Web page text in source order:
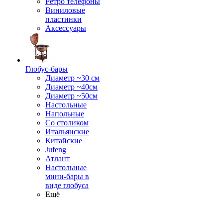
Виниловые
пластинки
Аксессуары
Глобус-бары
Диаметр ~30 см
Диаметр ~40см
Диаметр ~50см
Настольные
Напольные
Со столиком
Итальянские
Китайские
Jufeng
Атлант
Настольные
мини-бары в
виде глобуса
Ещё